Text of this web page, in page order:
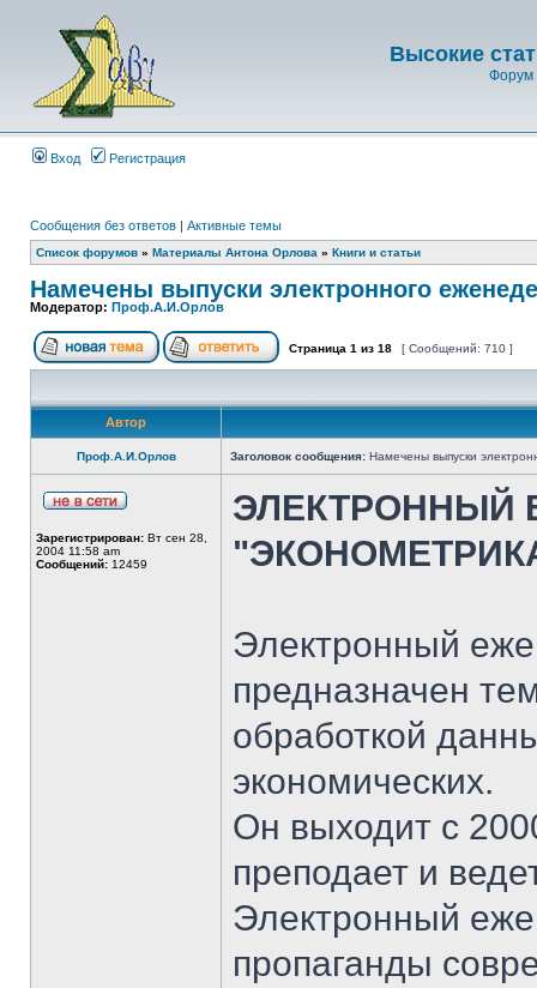
Высокие
Форум
Вход Регистрация
Сообщения без ответов | Активные темы
Список форумов » Материалы Антона Орлова » Книги и статьи
Намечены выпуски электронного
Модератор: Проф.А.И.Орлов
Страница 1 из 18 [ Сообщений: 710 ]
Автор
Проф.А.И.Орлов Заголовок сообщения: Намечены выпуски
Зарегистрирован: Вт сен 28,
2004 11:58 am
Сообщений: 12459
ЭЛЕКТРОННЫЙ
Электронный
предназначен
обработкой
экономических.
Он выходит с
преподает и
Электронный
пропаганды